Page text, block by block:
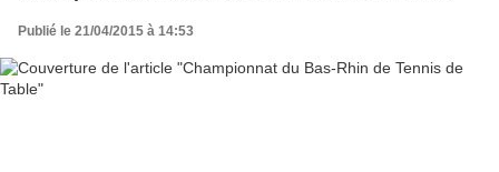
Publié le 21/04/2015 à 14:53